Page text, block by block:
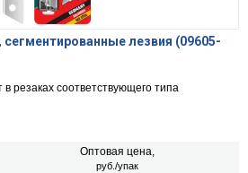
сегментированные лезвия (09605-
резаках соответствующего типа
Оптовая цена,
руб./упак